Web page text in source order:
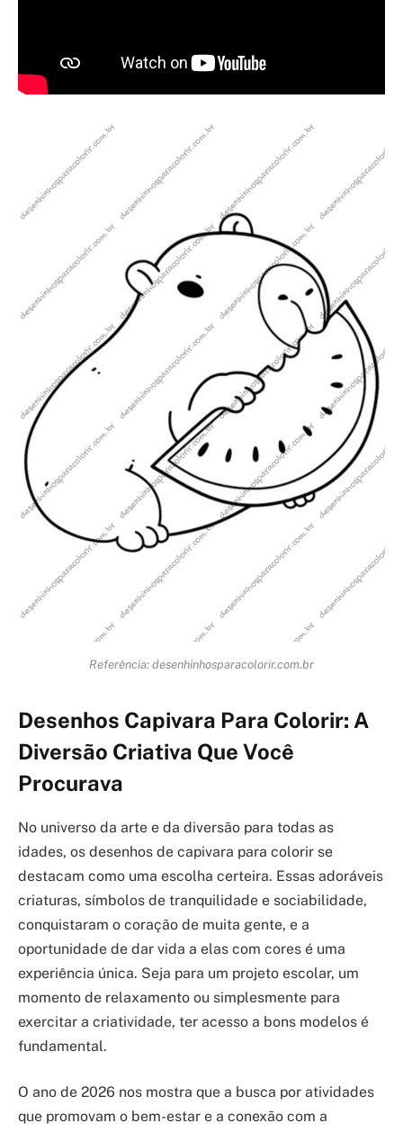
Referência: desenhinhosparacolorir.com.br
Desenhos Capivara Para Colorir: A
Diversão Criativa Que Você
Procurava
No universo da arte e da diversão para todas as
idades, os desenhos de capivara para colorir se
destacam como uma escolha certeira. Essas adoráveis
criaturas, símbolos de tranquilidade e sociabilidade,
conquistaram o coração de muita gente, e a
oportunidade de dar vida a elas com cores é uma
experiência única. Seja para um projeto escolar, um
momento de relaxamento ou simplesmente para
exercitar a criatividade, ter acesso a bons modelos é
fundamental.
O ano de 2026 nos mostra que a busca por atividades
que promovam o bem-estar e a conexão com a